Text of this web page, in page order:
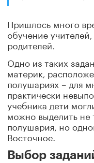
Пришлось много
обучение
родителей.
Одно из таких
материк,
полушариях – для
практически
учебника дети
можно выделить
полушария, но
Восточное.
Выбор